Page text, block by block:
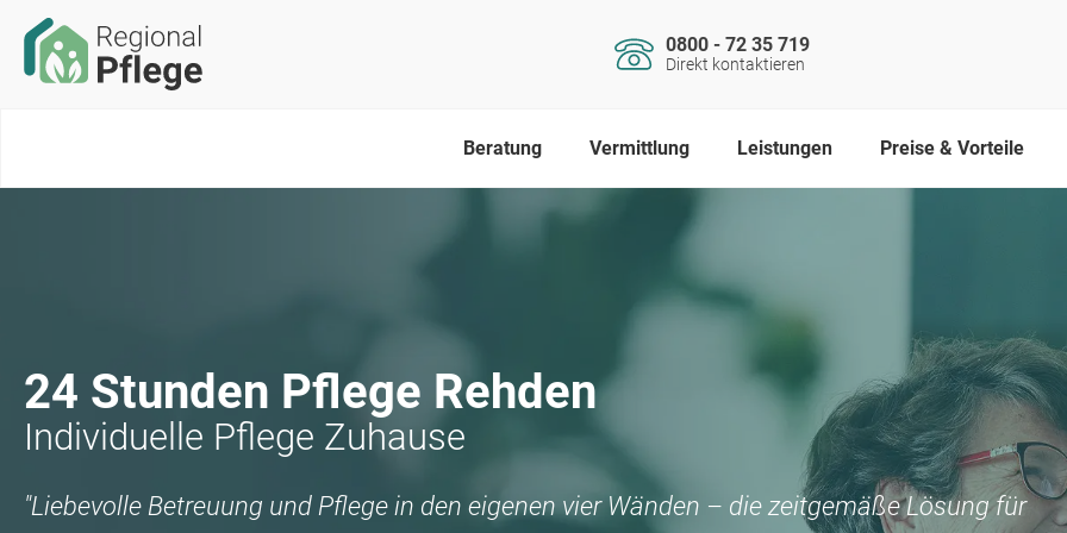
0800 - 72 35 719
Direkt kontaktieren
Beratung Vermittlung Leistungen Preise & Vorteile
24 Stunden Pflege Rehden
Individuelle Pflege Zuhause
"Liebevolle Betreuung und Pflege in den eigenen vier Wänden – die zeitgemäße Lösung für